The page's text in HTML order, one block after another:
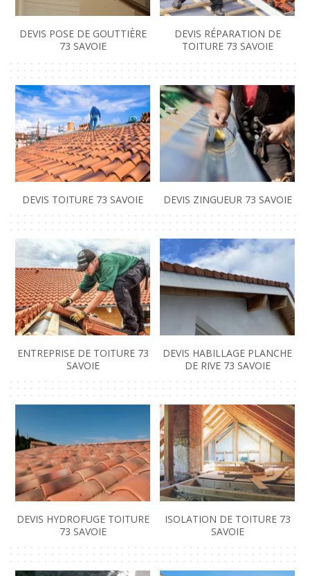
DEVIS POSE DE GOUTTIÈRE
73 SAVOIE
DEVIS RÉPARATION DE
TOITURE 73 SAVOIE
DEVIS TOITURE 73 SAVOIE DEVIS ZINGUEUR 73 SAVOIE
ENTREPRISE DE TOITURE 73
SAVOIE
DEVIS HABILLAGE PLANCHE
DE RIVE 73 SAVOIE
DEVIS HYDROFUGE TOITURE
73 SAVOIE
ISOLATION DE TOITURE 73
SAVOIE